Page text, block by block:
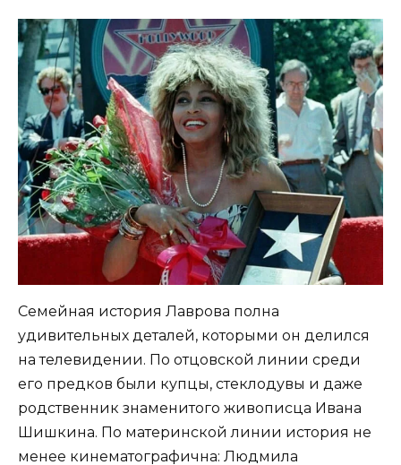
Семейная история Лаврова полна
удивительных деталей, которыми он делился
на телевидении. По отцовской линии среди
его предков были купцы, стеклодувы и даже
родственник знаменитого живописца Ивана
Шишкина. По материнской линии история не
менее кинематографична: Людмила